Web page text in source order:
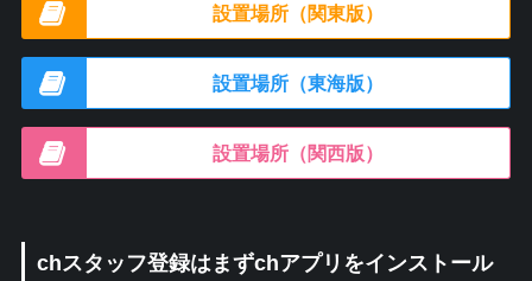
設置場所（関東版）
設置場所（東海版）
設置場所（関西版）
chスタッフ登録はまずchアプリをインストール